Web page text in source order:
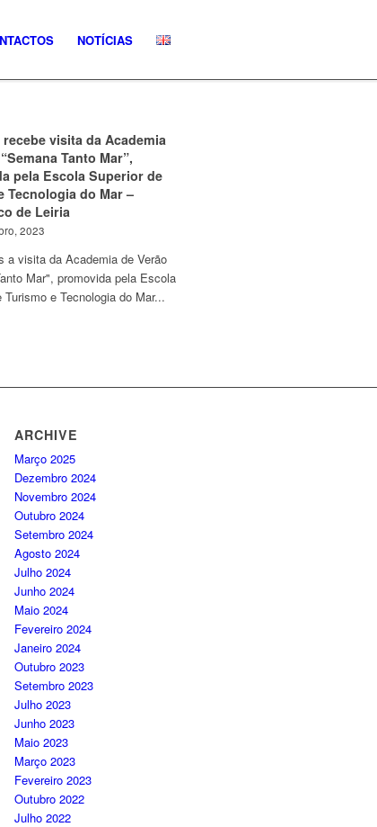
NOTÍCIAS
visita da Academia
Tanto Mar”,
pela Escola Superior de
Tecnologia do Mar –
de Leiria
2023
a visita da Academia de Verão
Mar", promovida pela Escola
Turismo e Tecnologia do Mar...
ARCHIVE
Março 2025
Dezembro 2024
Novembro 2024
Outubro 2024
Setembro 2024
Agosto 2024
Julho 2024
Junho 2024
Maio 2024
Fevereiro 2024
Janeiro 2024
Outubro 2023
Setembro 2023
Julho 2023
Junho 2023
Maio 2023
Março 2023
Fevereiro 2023
Outubro 2022
Julho 2022